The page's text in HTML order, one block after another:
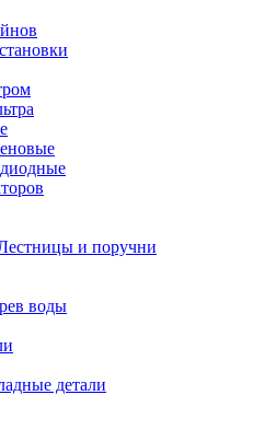
и поручни
воды
детали